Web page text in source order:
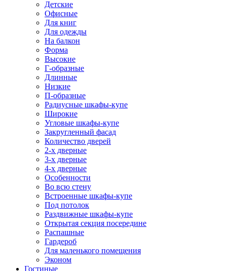
Детские
Офисные
Для книг
Для одежды
На балкон
Форма
Высокие
Г-образные
Длинные
Низкие
П-образные
Радиусные шкафы-купе
Широкие
Угловые шкафы-купе
Закругленный фасад
Количество дверей
2-х дверные
3-х дверные
4-х дверные
Особенности
Во всю стену
Встроенные шкафы-купе
Под потолок
Раздвижные шкафы-купе
Открытая секция посередине
Распашные
Гардероб
Для маленького помещения
Эконом
Гостиные